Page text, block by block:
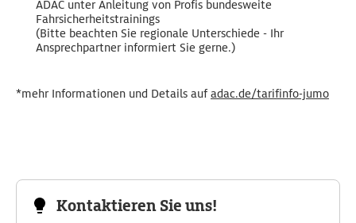
ADAC unter Anleitung von Profis bundesweite
Fahrsicherheitstrainings
(Bitte beachten Sie regionale Unterschiede - Ihr
Ansprechpartner informiert Sie gerne.)
*mehr Informationen und Details aufadac.de/tarifinfo-jumo
Kontaktieren Sie uns!